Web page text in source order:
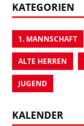
KATEGORIEN
1. MANNSCHAFT
ALTE HERREN
JUGEND
KALENDER